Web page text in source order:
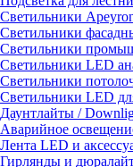
Светильники
Светильники
Светильники
Светильники LED
Светильники
Светильники LED
Даунтлайты /
Аварийное
Лента LED и
Гирлянды и